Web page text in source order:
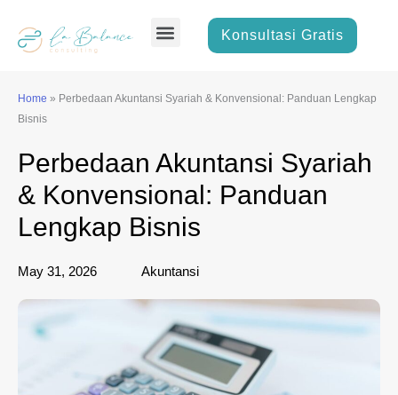
content
Menu Konsultasi Gratis
Home » Perbedaan Akuntansi Syariah & Konvensional: Panduan Lengkap
Bisnis
Perbedaan Akuntansi Syariah
& Konvensional: Panduan
Lengkap Bisnis
May 31, 2026 Akuntansi